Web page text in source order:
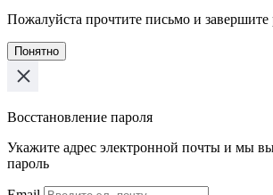
Пожалуйста прочтите письмо и
Понятно
Восстановление пароля
Укажите адрес электронной почты и мы
пароль